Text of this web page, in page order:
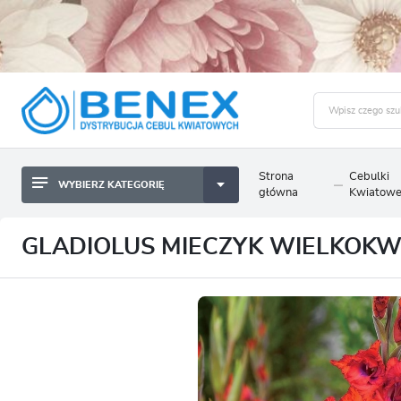
BYLINY SADZONKI BULWY
CEBULKI I SADZONKI WARZYW
SADZONKI TRAW OZDOBNYCH
WYBIERZ KATEGORIĘ
CEBULKI I SADZONKI WARZYW
Strona
główna
Cebulki
Kwiatowe
GLADIOLUS MIECZYK